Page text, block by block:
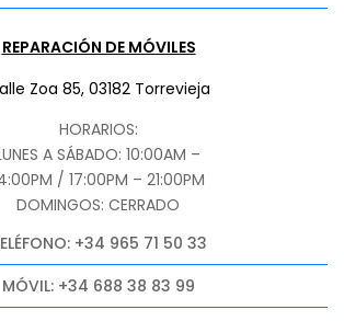
REPARACIÓN DE MÓVILES
Zoa 85, 03182 Torrevieja
HORARIOS:
A SÁBADO: 10:00AM –
/ 17:00PM – 21:00PM
DOMINGOS: CERRADO
+34 965 71 50 33
MÓVIL: +34 688 38 83 99